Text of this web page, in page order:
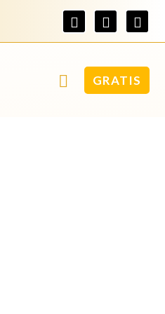
GRATIS